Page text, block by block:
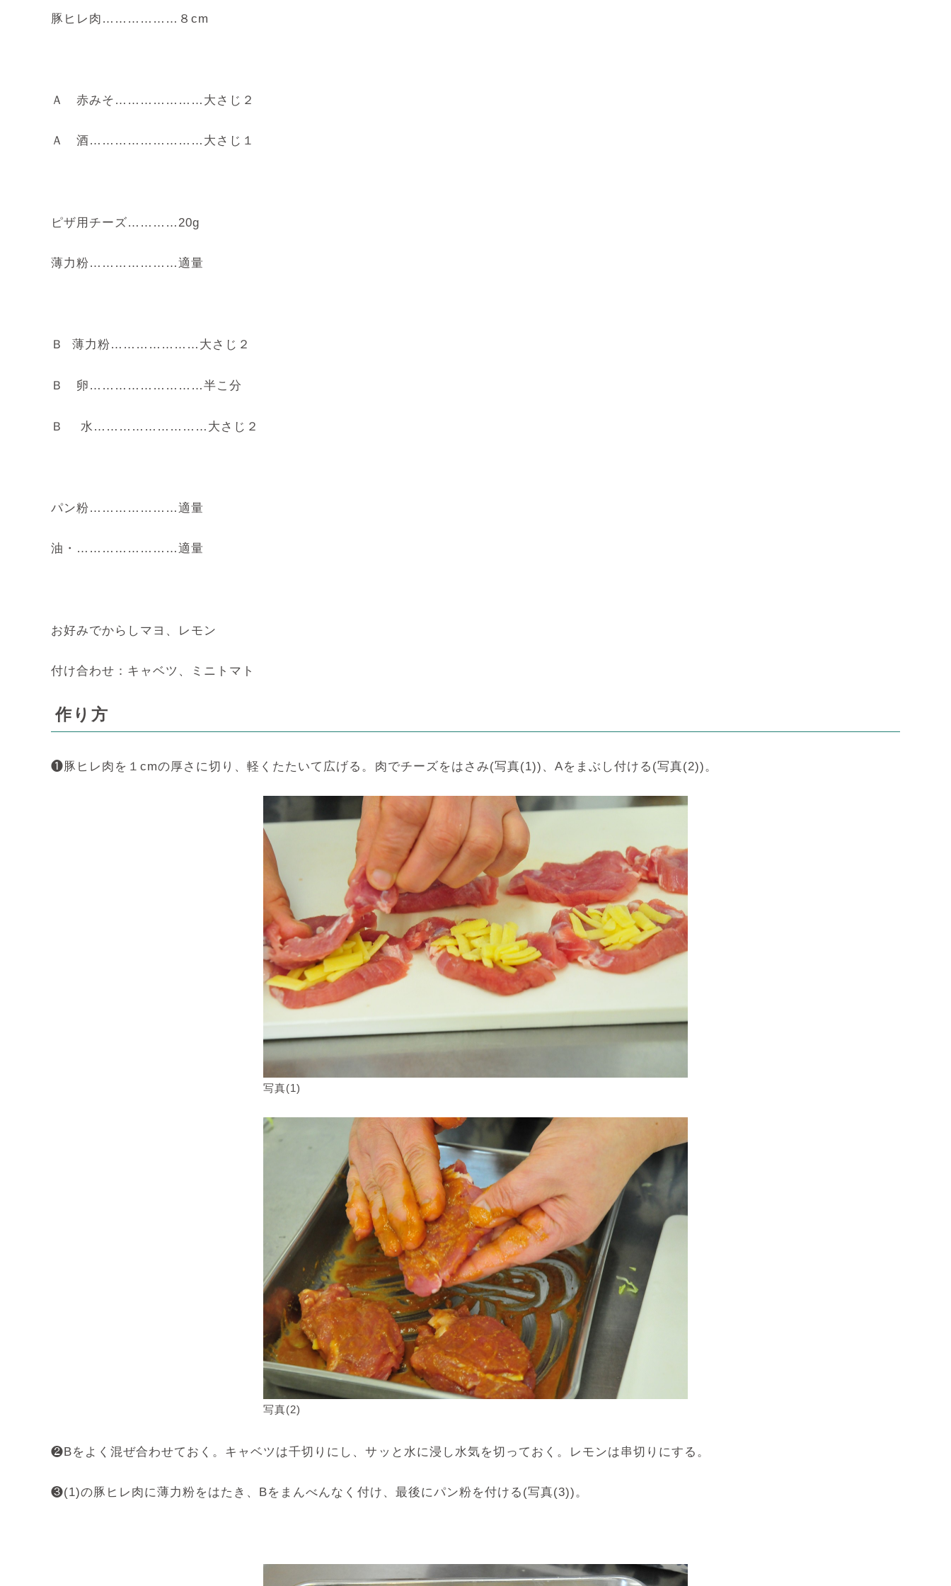
豚ヒレ肉………………８cm
Ａ 赤みそ…………………大さじ２
Ａ 酒………………………大さじ１
ピザ用チーズ…………20g
薄力粉…………………適量
Ｂ 薄力粉…………………大さじ２
Ｂ 卵………………………半こ分
Ｂ 水………………………大さじ２
パン粉…………………適量
油・……………………適量
お好みでからしマヨ、レモン
付け合わせ：キャベツ、ミニトマト
作り方
❶豚ヒレ肉を１cmの厚さに切り、軽くたたいて広げる。肉でチーズをはさみ(写真(1))、Aをまぶし付ける(写真(2))。
写真(1)
写真(2)
❷Bをよく混ぜ合わせておく。キャベツは千切りにし、サッと水に浸し水気を切っておく。レモンは串切りにする。
❸(1)の豚ヒレ肉に薄力粉をはたき、Bをまんべんなく付け、最後にパン粉を付ける(写真(3))。